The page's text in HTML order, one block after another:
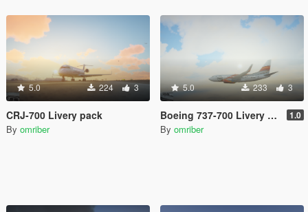
5.0 224 3
CRJ-700 Livery pack
By omriber
5.0 233 3
Boeing 737-700 Livery pack 1.0
By omriber